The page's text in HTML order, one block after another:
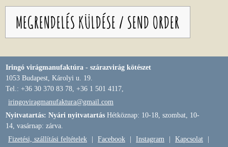
Iringó virágmanufaktúra - szárazvirág kötészet
1053 Budapest, Károlyi u. 19.
Tel.: +36 30 370 83 78, +36 1 501 4117,
iringoviragmanufaktura@gmail.com
Nyitvatartás: Nyári nyitvatartás Hétköznap: 10-18, szombat, 10-
14, vasárnap: zárva.
Fizetési, szállítási feltételek
Facebook Instagram Kapcsolat